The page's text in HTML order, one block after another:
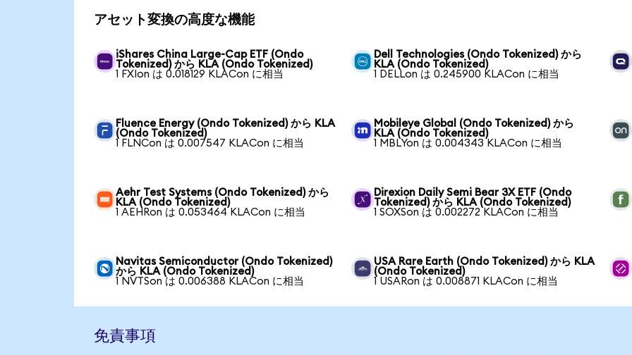
アセット変換の高度な機能
iShares China Large-Cap ETF (Ondo
Tokenized) から KLA (Ondo Tokenized)
1 FXIon は 0.018129 KLACon に相当
Dell Technologies (Ondo Tokenized) から
KLA (Ondo Tokenized)
1 DELLon は 0.245900 KLACon に相当
Fluence Energy (Ondo Tokenized) から KLA
(Ondo Tokenized)
1 FLNCon は 0.007547 KLACon に相当
Mobileye Global (Ondo Tokenized) から
KLA (Ondo Tokenized)
1 MBLYon は 0.004343 KLACon に相当
Aehr Test Systems (Ondo Tokenized) から
KLA (Ondo Tokenized)
1 AEHRon は 0.053464 KLACon に相当
Direxion Daily Semi Bear 3X ETF (Ondo
Tokenized) から KLA (Ondo Tokenized)
1 SOXSon は 0.002272 KLACon に相当
Navitas Semiconductor (Ondo Tokenized)
から KLA (Ondo Tokenized)
1 NVTSon は 0.006388 KLACon に相当
USA Rare Earth (Ondo Tokenized) から KLA
(Ondo Tokenized)
1 USARon は 0.008871 KLACon に相当
免責事項